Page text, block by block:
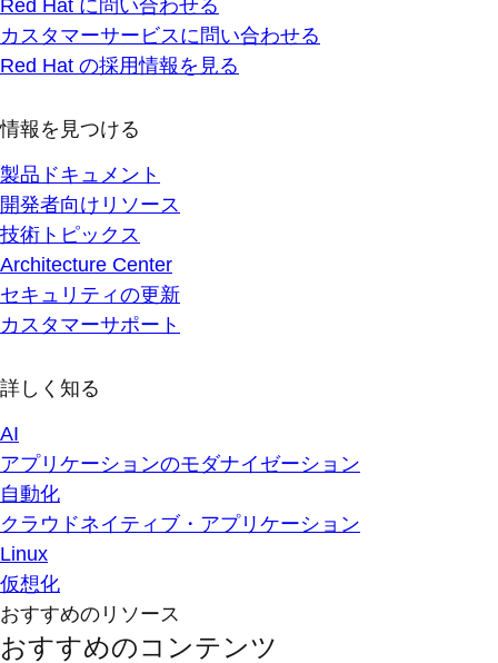
Red Hat に問い合わせる
カスタマーサービスに問い合わせる
Red Hat の採用情報を見る
情報を見つける
製品ドキュメント
開発者向けリソース
技術トピックス
Architecture Center
セキュリティの更新
カスタマーサポート
詳しく知る
AI
アプリケーションのモダナイゼーション
自動化
クラウドネイティブ・アプリケーション
Linux
仮想化
おすすめのリソース
おすすめのコンテンツ